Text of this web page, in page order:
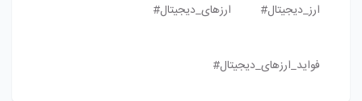
ارز_دیجیتال# ارزهای_دیجیتال#
فواید_ارزهای_دیجیتال#